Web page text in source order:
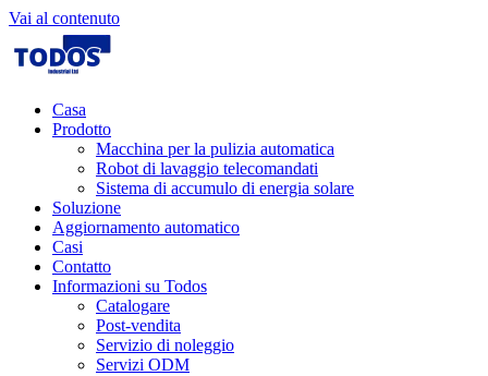
Vai al contenuto
Casa
Prodotto
Macchina per la pulizia automatica
Robot di lavaggio telecomandati
Sistema di accumulo di energia solare
Soluzione
Aggiornamento automatico
Casi
Contatto
Informazioni su Todos
Catalogare
Post-vendita
Servizio di noleggio
Servizi ODM